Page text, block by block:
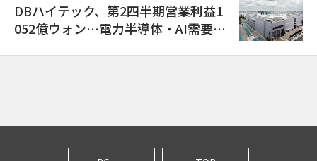
DBハイテック、第2四半期営業利益1
052億ウォン…電力半導体・AI需要増